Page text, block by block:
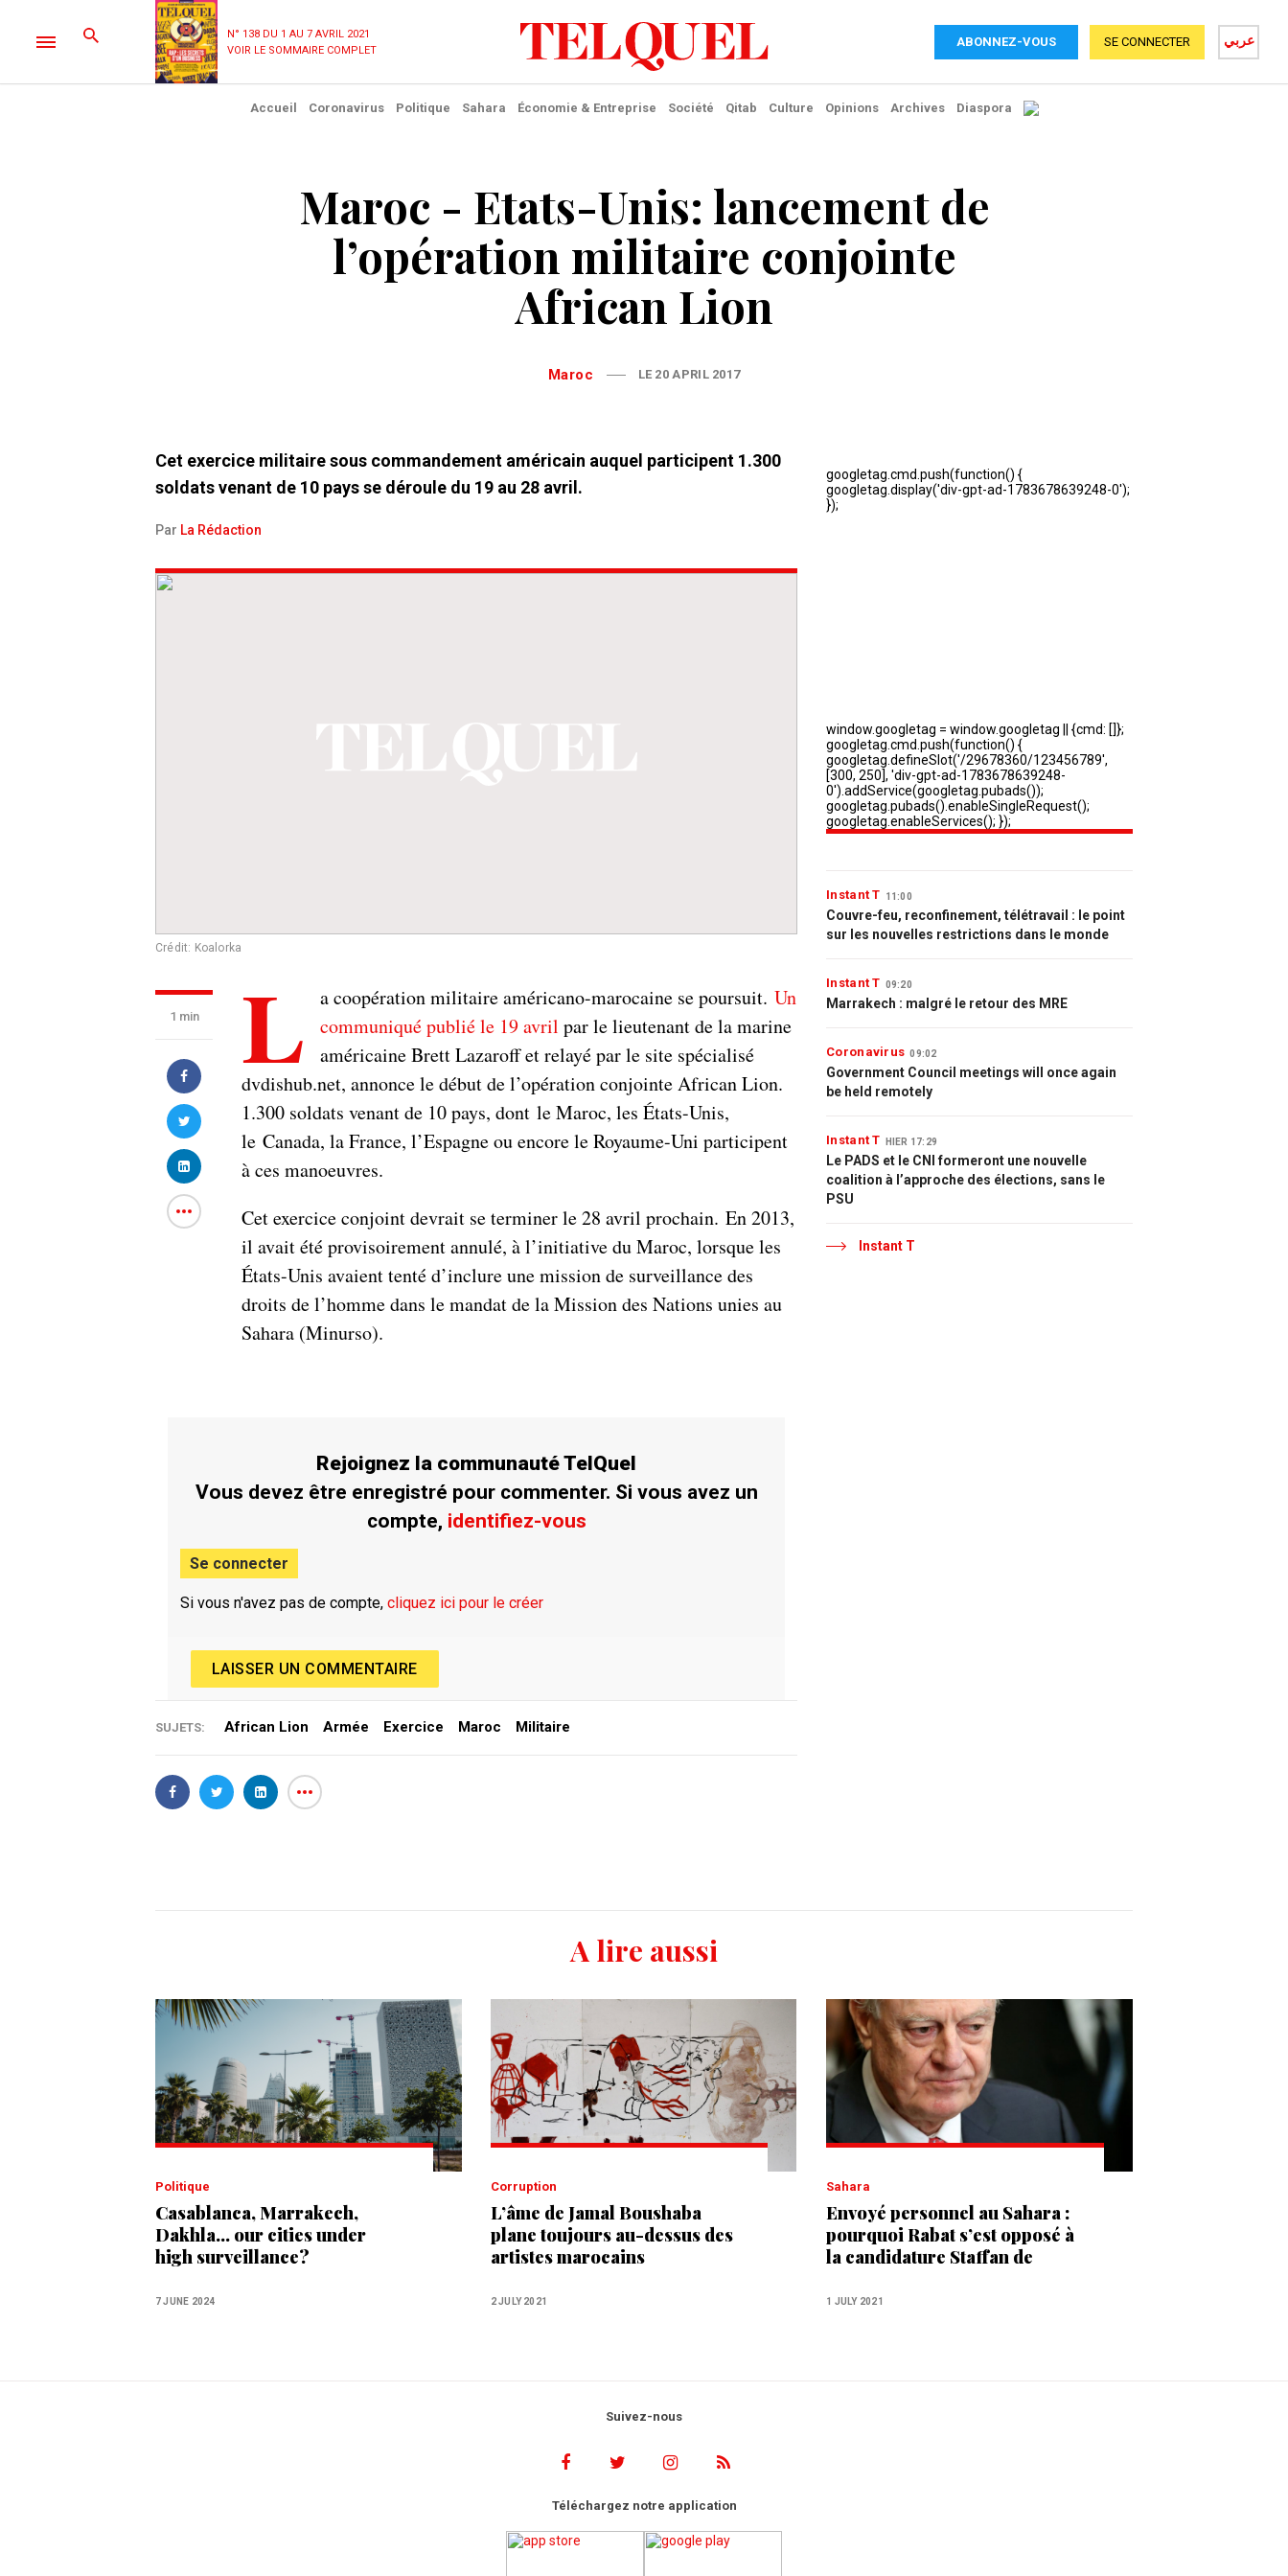
N° 138 DU 1 AU 7 AVRIL 2021
VOIR LE SOMMAIRE COMPLET
ABONNEZ-VOUS عربي SE CONNECTER
Accueil Coronavirus Politique Sahara Économie & Entreprise Société Qitab Culture Opinions Archives Diaspora
Maroc - Etats-Unis: lancement de
l’opération militaire conjointe
African Lion
Maroc LE 20 APRIL 2017
Cet exercice militaire sous commandement américain auquel participent 1.300
soldats venant de 10 pays se déroule du 19 au 28 avril.
Par La Rédaction
Crédit: Koalorka
1 min L a coopération militaire américano-marocaine se poursuit. Un
communiqué publié le 19 avril par le lieutenant de la marine
américaine Brett Lazaroff et relayé par le site spécialisé
dvdishub.net, annonce le début de l’opération conjointe African Lion.
1.300 soldats venant de 10 pays, dont le Maroc, les États-Unis,
le Canada, la France, l’Espagne ou encore le Royaume-Uni participent
à ces manoeuvres.
Cet exercice conjoint devrait se terminer le 28 avril prochain. En 2013,
il avait été provisoirement annulé, à l’initiative du Maroc, lorsque les
États-Unis avaient tenté d’inclure une mission de surveillance des
droits de l’homme dans le mandat de la Mission des Nations unies au
Sahara (Minurso).
Rejoignez la communauté TelQuel
Vous devez être enregistré pour commenter. Si vous avez un
compte, identifiez-vous
Se connecter
Si vous n'avez pas de compte,cliquez ici pour le créer
LAISSER UN COMMENTAIRE
SUJETS: African Lion Armée Exercice Maroc Militaire
Instant T 11:00
Couvre-feu, reconfinement, télétravail : le point
sur les nouvelles restrictions dans le monde
Instant T 09:20
Marrakech : malgré le retour des MRE
Coronavirus 09:02
Government Council meetings will once again
be held remotely
Instant T HIER 17:29
Le PADS et le CNI formeront une nouvelle
coalition à l’approche des élections, sans le
PSU
Instant T
A lire aussi
Politique
Casablanca, Marrakech,
Dakhla... our cities under
high surveillance?
7 JUNE 2024
Corruption
L’âme de Jamal Boushaba
plane toujours au-dessus des
artistes marocains
2 JULY 2021
Sahara
Envoyé personnel au Sahara :
pourquoi Rabat s’est opposé à
la candidature Staffan de
1 JULY 2021
Suivez-nous
Téléchargez notre application